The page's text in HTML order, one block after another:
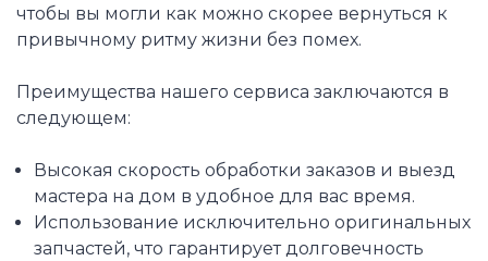
чтобы вы могли как можно скорее вернуться к
привычному ритму жизни без помех.
Преимущества нашего сервиса заключаются в
следующем:
Высокая скорость обработки заказов и выезд
мастера на дом в удобное для вас время.
Использование исключительно оригинальных
запчастей, что гарантирует долговечность